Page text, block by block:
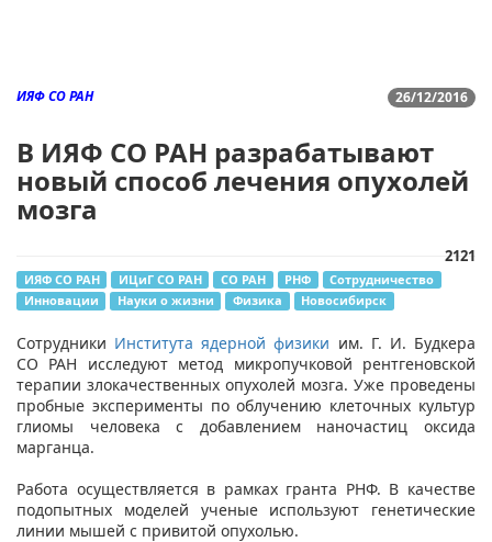
26/12/2016
ИЯФ СО РАН
В ИЯФ СО РАН разрабатывают
новый способ лечения опухолей
мозга
2121
ИЯФ СО РАН ИЦиГ СО РАН СО РАН РНФ
Сотрудничество
Инновации
Науки о жизни Физика Новосибирск
Сотрудники Института ядерной физики им. Г. И. Будкера
СО РАН исследуют метод микропучковой рентгеновской
терапии злокачественных опухолей мозга. Уже проведены
пробные эксперименты по облучению клеточных культур
глиомы человека с добавлением наночастиц оксида
марганца.
Работа осуществляется в рамках гранта РНФ. В качестве
подопытных моделей ученые используют генетические
линии мышей с привитой опухолью.